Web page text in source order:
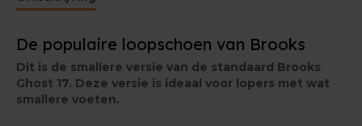
werd de hielkap verstevigd voor wat extra steun.
De populaire loopschoen van Brooks
Dit is de smallere versie van de standaard Brooks
Ghost 17. Deze versie is ideaal voor lopers met wat
smallere voeten.